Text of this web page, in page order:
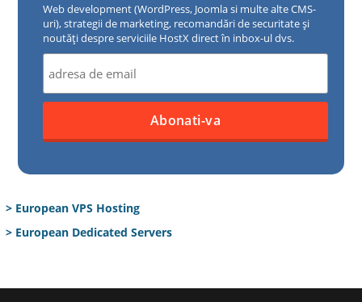
Web development (WordPress, Joomla si multe alte CMS-
uri), strategii de marketing, recomandări de securitate și
noutăți despre serviciile HostX direct în inbox-ul dvs.
> European VPS Hosting
> European Dedicated Servers